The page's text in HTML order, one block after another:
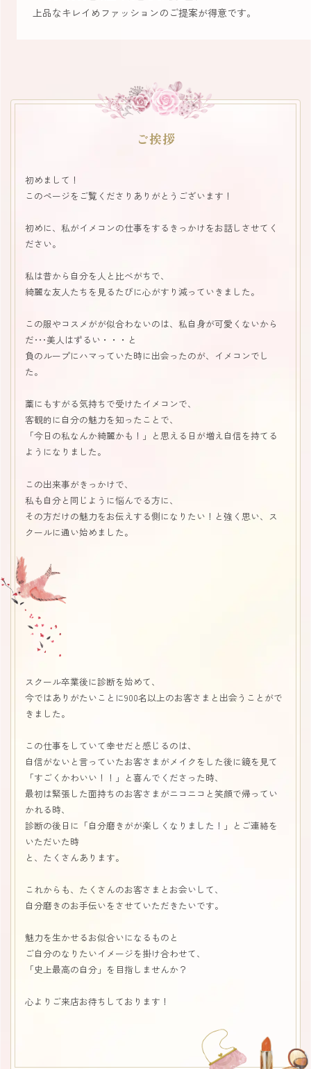
上品なキレイめファッションのご提案が得意です。
ご挨拶
初めまして！
このページをご覧くださりありがとうございます！
初めに、私がイメコンの仕事をするきっかけをお話しさせてく
ださい。
私は昔から自分を人と比べがちで、
綺麗な友人たちを見るたびに心がすり減っていきました。
この服やコスメがが似合わないのは、私自身が可愛くないから
だ･･･美人はずるい・・・と
負のループにハマっていた時に出会ったのが、イメコンでし
た。
藁にもすがる気持ちで受けたイメコンで、
客観的に自分の魅力を知ったことで、
「今日の私なんか綺麗かも！」と思える日が増え自信を持てる
ようになりました。
この出来事がきっかけで、
私も自分と同じように悩んでる方に、
その方だけの魅力をお伝えする側になりたい！と強く思い、ス
クールに通い始めました。
スクール卒業後に診断を始めて、
今ではありがたいことに900名以上のお客さまと出会うことがで
きました。
この仕事をしていて幸せだと感じるのは、
自信がないと言っていたお客さまがメイクをした後に鏡を見て
「すごくかわいい！！」と喜んでくださった時、
最初は緊張した面持ちのお客さまがニコニコと笑顔で帰ってい
かれる時、
診断の後日に「自分磨きがが楽しくなりました！」とご連絡を
いただいた時
と、たくさんあります。
これからも、たくさんのお客さまとお会いして、
自分磨きのお手伝いをさせていただきたいです。
魅力を生かせるお似合いになるものと
ご自分のなりたいイメージを掛け合わせて、
「史上最高の自分」を目指しませんか？
心よりご来店お待ちしております！